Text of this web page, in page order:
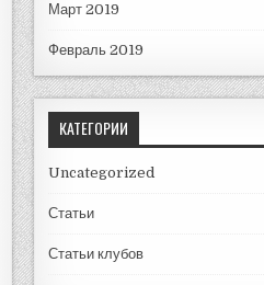
Март 2019
Февраль 2019
КАТЕГОРИИ
Uncategorized
Статьи
Статьи клубов